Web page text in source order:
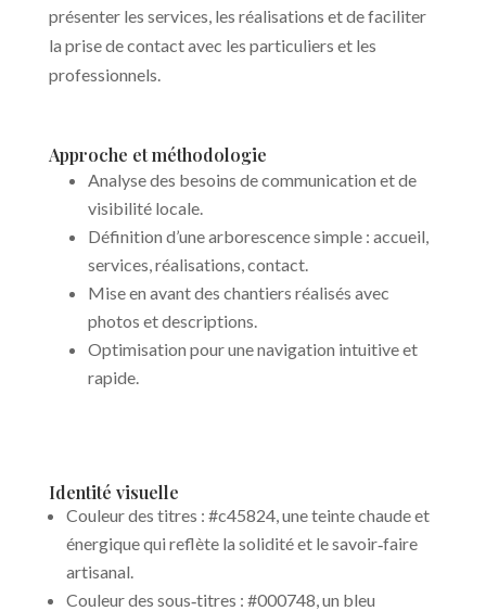
présenter les services, les réalisations et de faciliter
la prise de contact avec les particuliers et les
professionnels.
Approche et méthodologie
Analyse des besoins de communication et de
visibilité locale.
Définition d’une arborescence simple : accueil,
services, réalisations, contact.
Mise en avant des chantiers réalisés avec
photos et descriptions.
Optimisation pour une navigation intuitive et
rapide.
Identité visuelle
Couleur des titres : #c45824, une teinte chaude et
énergique qui reflète la solidité et le savoir‑faire
artisanal.
Couleur des sous‑titres : #000748, un bleu